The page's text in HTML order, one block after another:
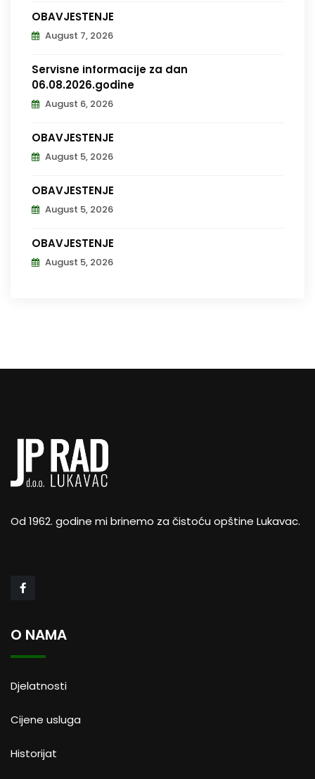
OBAVJEŠTENJE
August 7, 2026
Servisne informacije za dan
06.08.2026.godine
August 6, 2026
OBAVJEŠTENJE
August 5, 2026
OBAVJEŠTENJE
August 5, 2026
OBAVJEŠTENJE
August 5, 2026
Od 1962. godine mi brinemo za čistoću opštine Lukavac.
O NAMA
Djelatnosti
Cijene usluga
Historijat